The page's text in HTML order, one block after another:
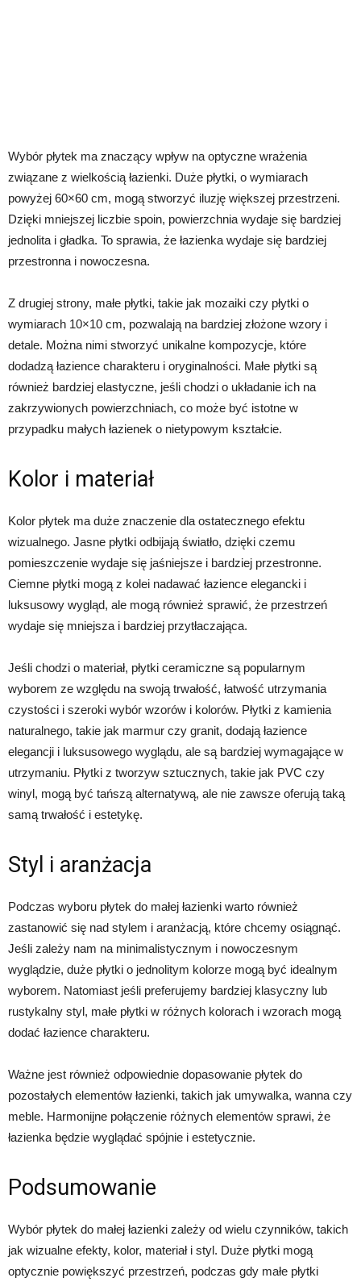
Wybór płytek ma znaczący wpływ na optyczne wrażenia
związane z wielkością łazienki. Duże płytki, o wymiarach
powyżej 60×60 cm, mogą stworzyć iluzję większej przestrzeni.
Dzięki mniejszej liczbie spoin, powierzchnia wydaje się bardziej
jednolita i gładka. To sprawia, że łazienka wydaje się bardziej
przestronna i nowoczesna.
Z drugiej strony, małe płytki, takie jak mozaiki czy płytki o
wymiarach 10×10 cm, pozwalają na bardziej złożone wzory i
detale. Można nimi stworzyć unikalne kompozycje, które
dodadzą łazience charakteru i oryginalności. Małe płytki są
również bardziej elastyczne, jeśli chodzi o układanie ich na
zakrzywionych powierzchniach, co może być istotne w
przypadku małych łazienek o nietypowym kształcie.
Kolor i materiał
Kolor płytek ma duże znaczenie dla ostatecznego efektu
wizualnego. Jasne płytki odbijają światło, dzięki czemu
pomieszczenie wydaje się jaśniejsze i bardziej przestronne.
Ciemne płytki mogą z kolei nadawać łazience elegancki i
luksusowy wygląd, ale mogą również sprawić, że przestrzeń
wydaje się mniejsza i bardziej przytłaczająca.
Jeśli chodzi o materiał, płytki ceramiczne są popularnym
wyborem ze względu na swoją trwałość, łatwość utrzymania
czystości i szeroki wybór wzorów i kolorów. Płytki z kamienia
naturalnego, takie jak marmur czy granit, dodają łazience
elegancji i luksusowego wyglądu, ale są bardziej wymagające w
utrzymaniu. Płytki z tworzyw sztucznych, takie jak PVC czy
winyl, mogą być tańszą alternatywą, ale nie zawsze oferują taką
samą trwałość i estetykę.
Styl i aranżacja
Podczas wyboru płytek do małej łazienki warto również
zastanowić się nad stylem i aranżacją, które chcemy osiągnąć.
Jeśli zależy nam na minimalistycznym i nowoczesnym
wyglądzie, duże płytki o jednolitym kolorze mogą być idealnym
wyborem. Natomiast jeśli preferujemy bardziej klasyczny lub
rustykalny styl, małe płytki w różnych kolorach i wzorach mogą
dodać łazience charakteru.
Ważne jest również odpowiednie dopasowanie płytek do
pozostałych elementów łazienki, takich jak umywalka, wanna czy
meble. Harmonijne połączenie różnych elementów sprawi, że
łazienka będzie wyglądać spójnie i estetycznie.
Podsumowanie
Wybór płytek do małej łazienki zależy od wielu czynników, takich
jak wizualne efekty, kolor, materiał i styl. Duże płytki mogą
optycznie powiększyć przestrzeń, podczas gdy małe płytki